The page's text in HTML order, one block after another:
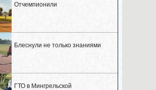
Отчемпионили
Блеснули не только знаниями
ГТО в Мингрельской